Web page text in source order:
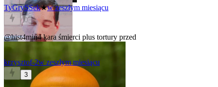
TyGrySSek★w zeszłym miesiącu
0
@hist4min4kara śmierci plus tortury przed
krzysztof-2w zeszłym miesiącu
3